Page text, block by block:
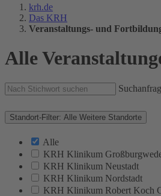
krh.de
Das KRH
Veranstaltungs- und
Alle
Standort-Filter: Alle Weitere Standorte
Alle
KRH Klinikum
KRH Klinikum Neustadt
KRH Klinikum Nordstadt
KRH Klinikum Robert Koch